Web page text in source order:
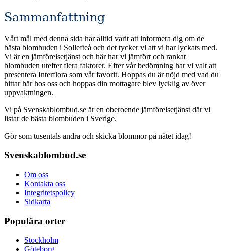
Sammanfattning
Vårt mål med denna sida har alltid varit att informera dig om de
bästa blombuden i Sollefteå och det tycker vi att vi har lyckats med.
Vi är en jämförelsetjänst och här har vi jämfört och rankat
blombuden utefter flera faktorer. Efter vår bedömning har vi valt att
presentera Interflora som vår favorit. Hoppas du är nöjd med vad du
hittar här hos oss och hoppas din mottagare blev lycklig av över
uppvaktningen.
Vi på Svenskablombud.se är en oberoende jämförelsetjänst där vi
listar de bästa blombuden i Sverige.
Gör som tusentals andra och skicka blommor på nätet idag!
Svenskablombud.se
Om oss
Kontakta oss
Integritetspolicy
Sidkarta
Populära orter
Stockholm